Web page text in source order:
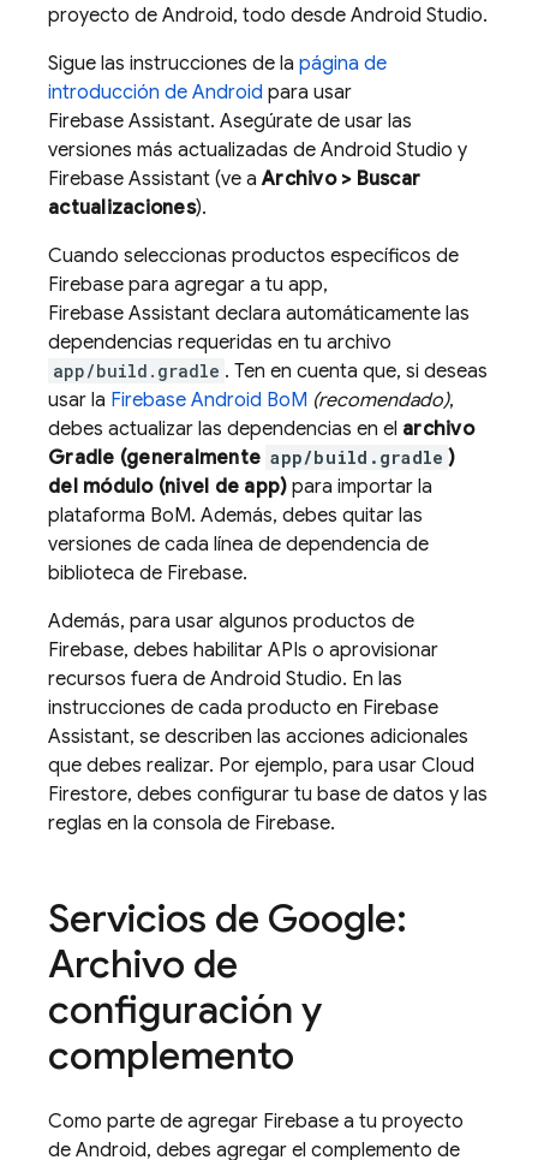
proyecto de Android, todo desde Android Studio.
Sigue las instrucciones de la página de
introducción de Android para usar
Firebase Assistant. Asegúrate de usar las
versiones más actualizadas de Android Studio y
Firebase Assistant (ve aArchivo > Buscar
actualizaciones).
Cuando seleccionas productos específicos de
Firebase para agregar a tu app,
Firebase Assistant declara automáticamente las
dependencias requeridas en tu archivo
app/build.gradle . Ten en cuenta que, si deseas
usar la Firebase Android BoM (recomendado),
debes actualizar las dependencias en el archivo
Gradle (generalmente app/build.gradle )
del módulo (nivel de app) para importar la
plataforma BoM. Además, debes quitar las
versiones de cada línea de dependencia de
biblioteca de Firebase.
Además, para usar algunos productos de
Firebase, debes habilitar APIs o aprovisionar
recursos fuera de Android Studio. En las
instrucciones de cada producto en Firebase
Assistant, se describen las acciones adicionales
que debes realizar. Por ejemplo, para usar Cloud
Firestore, debes configurar tu base de datos y las
reglas en la consola de Firebase.
Servicios de Google:
Archivo de
configuración y
complemento
Como parte de agregar Firebase a tu proyecto
de Android, debes agregar el complemento de